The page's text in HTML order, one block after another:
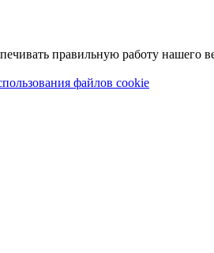
правильную работу нашего
файлов cookie